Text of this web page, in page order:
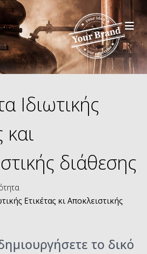
περιεχόμενο
Ιδιωτικής
και
διάθεσης
Ετικέτας κι Αποκλειστικής
το δικό